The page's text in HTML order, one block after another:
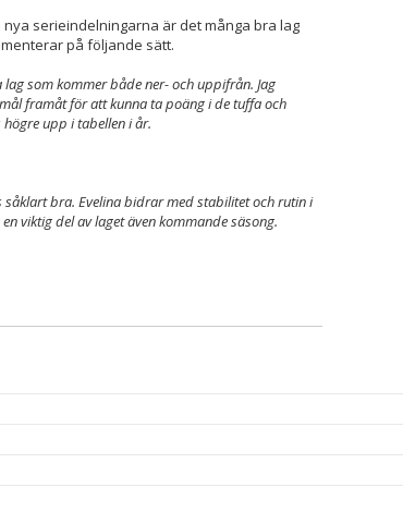
serieindelningarna är det många bra lag
på följande sätt.
som kommer både ner- och uppifrån. Jag
framåt för att kunna ta poäng i de tuffa och
upp i tabellen i år.
bra. Evelina bidrar med stabilitet och rutin i
viktig del av laget även kommande säsong.